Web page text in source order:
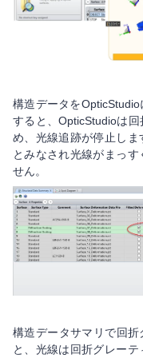
構造データを
すると、OpticStudioは
め、光線追跡が停止し
とみなされ光線がまっ
せん。
構造データサマリで回
と、光線は回折グレー